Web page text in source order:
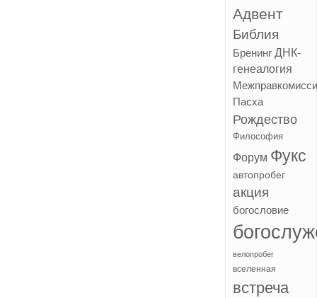
Адвент
Библия
Бренинг ДНК-
генеалогия
Пасха
Рождество
Философия
Форум Фукс
автопробег
акция
богословие
велопробег
вселенная
встреча